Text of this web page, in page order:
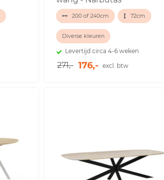
200 of 240cm 72cm
Diverse kleuren
Levertijd circa 4-6 weken
271,- 176,- excl. btw